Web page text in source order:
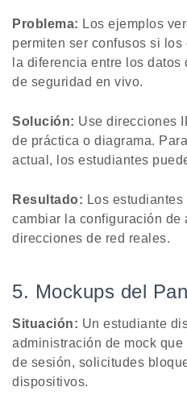
Problema: Los ejemplos
permiten ser confusos si
la diferencia entre los
de seguridad en vivo.
Solución: Use direcciones
de práctica o diagrama.
actual, los estudiantes
Resultado: Los
cambiar la configuración de
direcciones de red reales.
5. Mockups del
Situación: Un estudiante
administración de mock
de sesión, solicitudes
dispositivos.